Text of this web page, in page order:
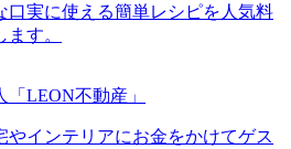
口実に使える簡単レシピを人気料
す。
LEON不動産」
やインテリアにお金をかけてゲス